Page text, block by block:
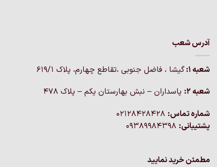
آدرس شعب
شعبه 1:
گيشا ، فاضل جنوبی ،تقاطع چهارم، پلاک 619/1
شعبه 2:
پاسداران – نبش بهارستان یکم – پلاک ۴۷۸
شماره تماس:
پشتیبانی:
مطمئن خرید نمایید